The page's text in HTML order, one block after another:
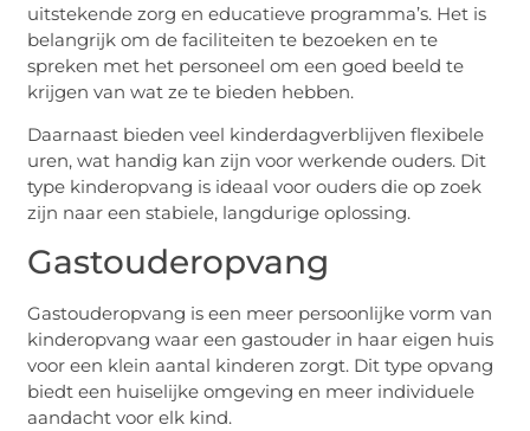
uitstekende zorg en educatieve programma’s. Het is
belangrijk om de faciliteiten te bezoeken en te
spreken met het personeel om een goed beeld te
krijgen van wat ze te bieden hebben.
Daarnaast bieden veel kinderdagverblijven flexibele
uren, wat handig kan zijn voor werkende ouders. Dit
type kinderopvang is ideaal voor ouders die op zoek
zijn naar een stabiele, langdurige oplossing.
Gastouderopvang
Gastouderopvang is een meer persoonlijke vorm van
kinderopvang waar een gastouder in haar eigen huis
voor een klein aantal kinderen zorgt. Dit type opvang
biedt een huiselijke omgeving en meer individuele
aandacht voor elk kind.